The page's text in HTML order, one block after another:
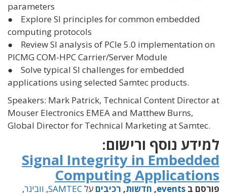
parameters
● Explore SI principles for common embedded
computing protocols
● Review SI analysis of PCIe 5.0 implementation on
PICMG COM-HPC Carrier/Server Module
● Solve typical SI challenges for embedded
applications using selected Samtec products.
Speakers: Mark Patrick, Technical Content Director at
Mouser Electronics EMEA and Matthew Burns,
Global Director for Technical Marketing at Samtec.
למידע נוסף ורישום:
Signal Integrity in Embedded
Computing Applications
פורסם ב events
, חדשות, רכיבים עלSAMTEC
, וובינר,